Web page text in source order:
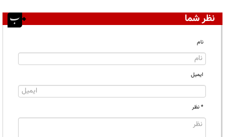
نظر شما
نام
ایمیل
* نظر